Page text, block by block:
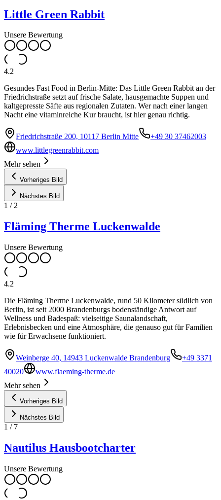
Little Green Rabbit
Unsere Bewertung
4.2
Gesundes Fast Food in Berlin-Mitte: Das Little Green Rabbit an der
Friedrichstraße setzt auf frische Salate, hausgemachte Suppen und
kaltgepresste Säfte aus regionalen Zutaten. Wer nach einer langen
Nacht eine vitaminreiche Kur braucht, ist hier genau richtig.
Friedrichstraße 200, 10117 Berlin Mitte
+49 30 37462003
www.littlegreenrabbit.com
Mehr sehen
Vorheriges Bild
Nächstes Bild
1 /2
Fläming Therme Luckenwalde
Unsere Bewertung
4.2
Die Fläming Therme Luckenwalde, rund 50 Kilometer südlich von
Berlin, ist seit 2000 Brandenburgs bodenständige Antwort auf
Wellness und Badespaß: vielseitige Saunalandschaft,
Erlebnisbecken und eine Atmosphäre, die genauso gut für Familien
wie für Erwachsene funktioniert.
Weinberge 40, 14943 Luckenwalde Brandenburg
+49 3371
40020
www.flaeming-therme.de
Mehr sehen
Vorheriges Bild
Nächstes Bild
1 / 7
Nautilus Hausbootcharter
Unsere Bewertung